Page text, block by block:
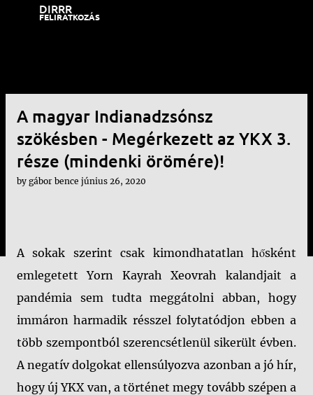
DIRRR
FELIRATKOZÁS
A magyar Indianadzsónsz
szökésben - Megérkezett az YKX 3.
része (mindenki örömére)!
by gábor bence június 26, 2020
A sokak szerint csak kimondhatatlan hősként
emlegetett Yorn Kayrah Xeovrah kalandjait a
pandémia sem tudta meggátolni abban, hogy
immáron harmadik résszel folytatódjon ebben a
több szempontból szerencsétlenül sikerült évben.
A negatív dolgokat ellensúlyozva azonban a jó hír,
hogy új YKX van, a történet megy tovább szépen a